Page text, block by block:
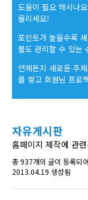
도움이 필요 하시나
올리세요!
포인트가 높을수록
물도 관리할 수 있는
언제든지 새로운 주
를 쌓고 회원님 프로
자유게시판
홈페이지 제작에 관
총 937개의 글이 등록되
2013.04.19 생성됨